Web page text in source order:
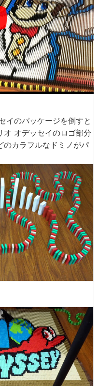
イのパッケージを倒すと
オ オデッセイのロゴ部分
のカラフルなドミノがパ